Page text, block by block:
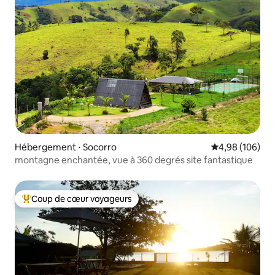
Hébergement ⋅ Socorro Évaluation
4,98 (106)
montagne enchantée, vue à 360 degrés site fantastique
Coups de cœur voyageurs les plus appréciés
Coup de cœur voyageurs